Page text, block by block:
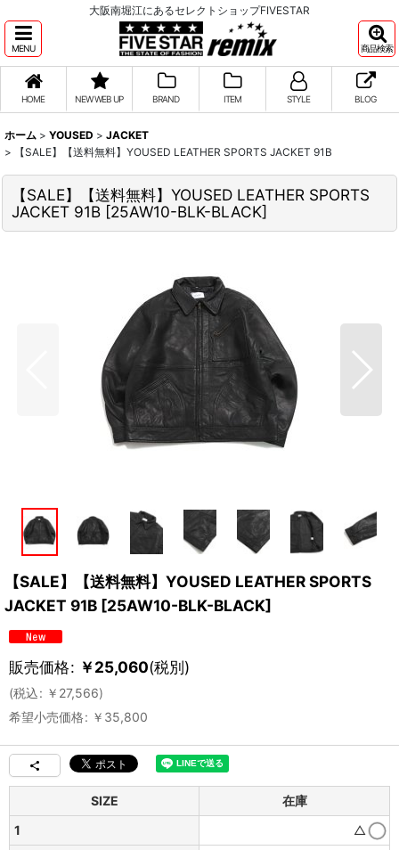
大阪南堀江にあるセレクトショップFIVESTAR
MENU 商品検索
HOME NEW WEB UP BRAND ITEM STYLE BLOG
ホーム > YOUSED > JACKET
>
【SALE】【送料無料】YOUSED LEATHER SPORTS JACKET 91B
【SALE】【送料無料】YOUSED LEATHER SPORTS
JACKET 91B [25AW10-BLK-BLACK]
【SALE】【送料無料】YOUSED LEATHER SPORTS
JACKET 91B [25AW10-BLK-BLACK]
販売価格: ￥25,060(税別)
(税込: ￥ 27,566)
希望小売価格: ￥ 35,800
SIZE
在庫
1
△